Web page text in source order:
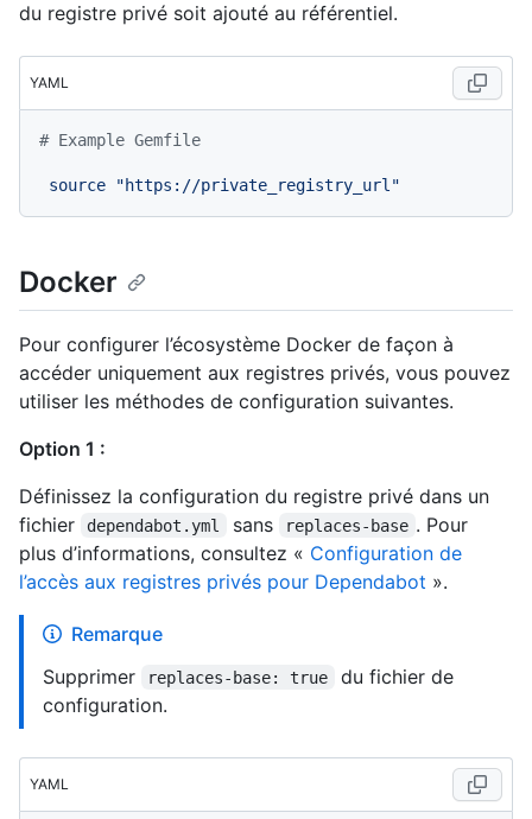
du registre privé soit ajouté au référentiel.
YAML
# Example Gemfile
source "https://private_registry_url"
Docker
Pour configurer l’écosystème Docker de façon à
accéder uniquement aux registres privés, vous pouvez
utiliser les méthodes de configuration suivantes.
Option 1 :
Définissez la configuration du registre privé dans un
fichier
dependabot.yml sans replaces-base . Pour
plus d’informations, consultez « Configuration de
l’accès aux registres privés pour Dependabot ».
Remarque
Supprimer
replaces-base: true
du fichier de
configuration.
YAML